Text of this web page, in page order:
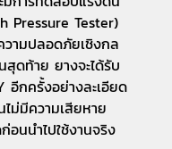
Pressure Tester)
วามปลอดภัยเชิงกล
สุดท้าย ยางจะได้รับ
อีกครั้งอย่างละเอียด
ไม่มีความเสียหาย
นนำไปใช้งานจริง